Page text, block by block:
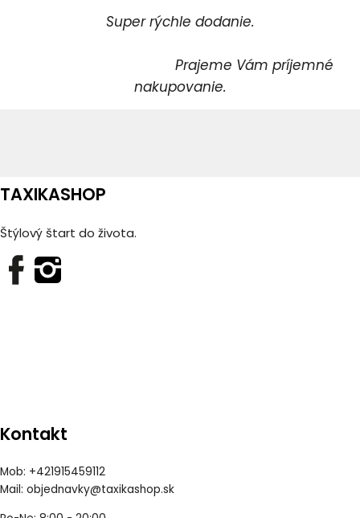
Super rýchle dodanie.
Prajeme Vám príjemné
nakupovanie.
TAXIKASHOP
Štýlový štart do života.
Kontakt
Mob: +421915459112
Mail: objednavky@taxikashop.sk